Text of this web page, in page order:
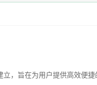
，旨在为用户提供高效便